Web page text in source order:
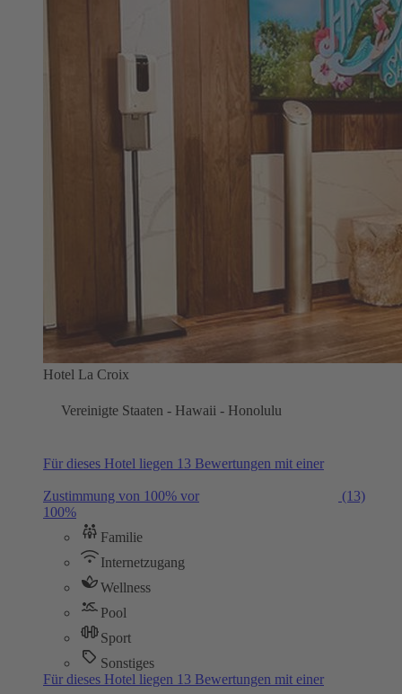
Hotel La Croix
Vereinigte Staaten - Hawaii - Honolulu
Für dieses Hotel liegen 13 Bewertungen mit einer
Zustimmung von 100% vor
(13)
100%
Familie
Internetzugang
Wellness
Pool
Sport
Sonstiges
Für dieses Hotel liegen 13 Bewertungen mit einer